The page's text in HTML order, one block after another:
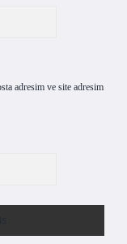
adresim ve site adresim